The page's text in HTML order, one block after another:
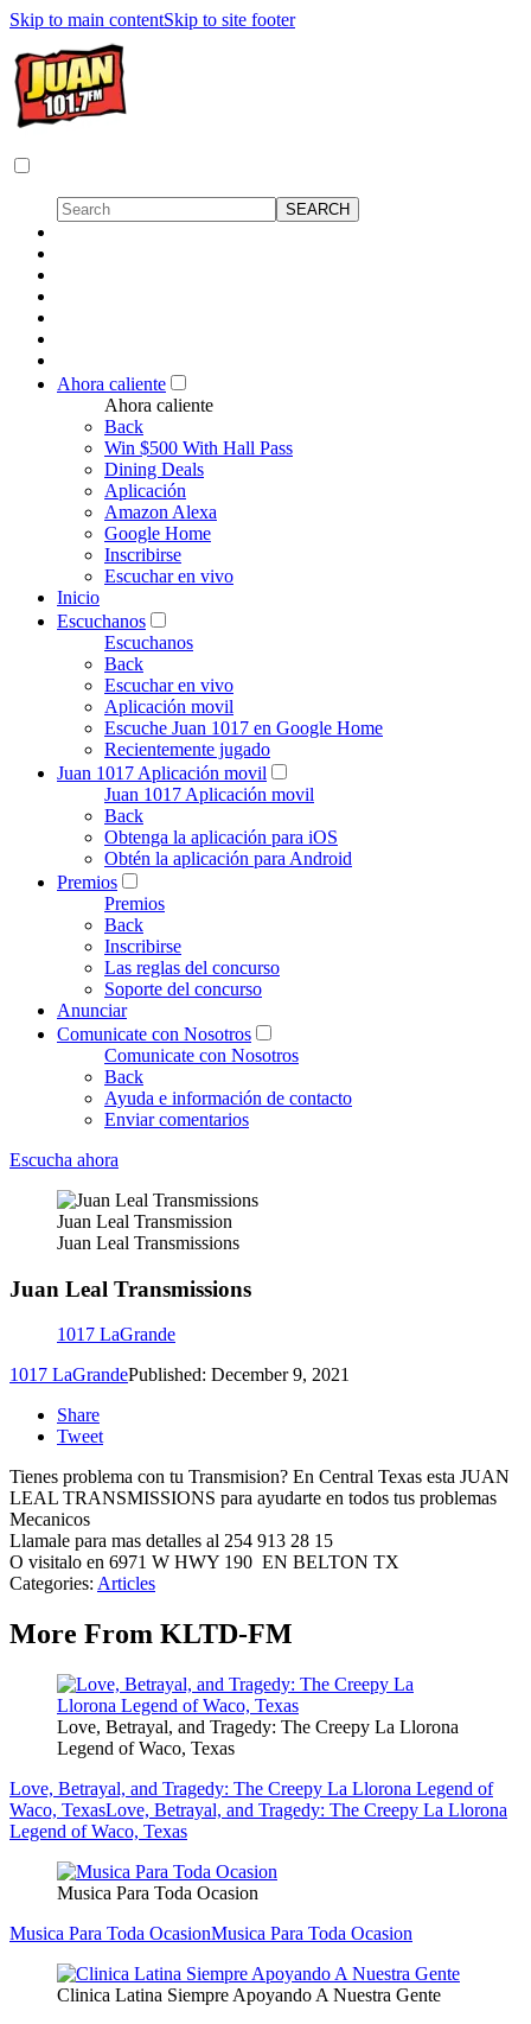
Skip to main contentSkip to site footer
Ahora caliente
Ahora caliente
Back
Win $500 With Hall Pass
Dining Deals
Aplicación
Amazon Alexa
Google Home
Inscribirse
Escuchar en vivo
Inicio
Escuchanos
Escuchanos
Back
Escuchar en vivo
Aplicación movil
Escuche Juan 1017 en Google Home
Recientemente jugado
Juan 1017 Aplicación movil
Juan 1017 Aplicación movil
Back
Obtenga la aplicación para iOS
Obtén la aplicación para Android
Premios
Premios
Back
Inscribirse
Las reglas del concurso
Soporte del concurso
Anunciar
Comunicate con Nosotros
Comunicate con Nosotros
Back
Ayuda e información de contacto
Enviar comentarios
Escucha ahora
Juan Leal Transmission
Juan Leal Transmissions
Juan Leal Transmissions
1017 LaGrande
1017 LaGrandePublished: December 9, 2021
Share
Tweet
Tienes problema con tu Transmision? En Central Texas esta JUAN
LEAL TRANSMISSIONS para ayudarte en todos tus problemas
Mecanicos
Llamale para mas detalles al 254 913 28 15
O visitalo en 6971 W HWY 190 EN BELTON TX
Categories: Articles
More From KLTD-FM
Love, Betrayal, and Tragedy: The Creepy La Llorona
Legend of Waco, Texas
Love, Betrayal, and Tragedy: The Creepy La Llorona Legend of
Waco, TexasLove, Betrayal, and Tragedy: The Creepy La Llorona
Legend of Waco, Texas
Musica Para Toda Ocasion
Musica Para Toda OcasionMusica Para Toda Ocasion
Clinica Latina Siempre Apoyando A Nuestra Gente